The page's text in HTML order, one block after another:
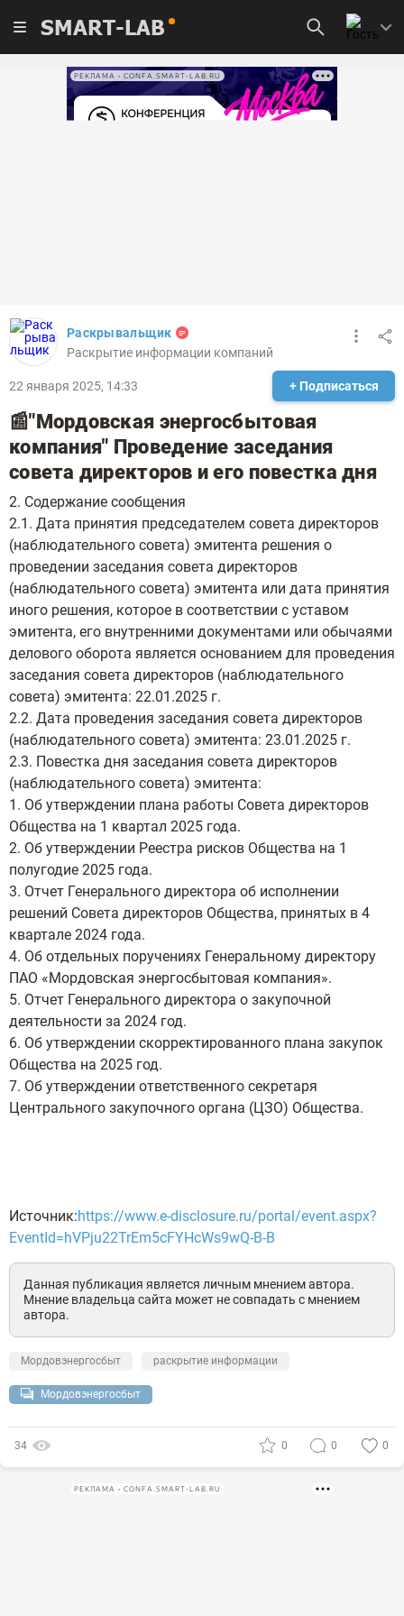
SMART-LAB
РЕКЛАМА • CONFA.SMART-LAB.RU
Раскрывальщик
Раскрытие информации компаний
22 января 2025, 14:33 + Подписаться
📰"Мордовская энергосбытовая
компания" Проведение заседания
совета директоров и его повестка дня
2. Содержание сообщения
2.1. Дата принятия председателем совета директоров
(наблюдательного совета) эмитента решения о
проведении заседания совета директоров
(наблюдательного совета) эмитента или дата принятия
иного решения, которое в соответствии с уставом
эмитента, его внутренними документами или обычаями
делового оборота является основанием для проведения
заседания совета директоров (наблюдательного
совета) эмитента: 22.01.2025 г.
2.2. Дата проведения заседания совета директоров
(наблюдательного совета) эмитента: 23.01.2025 г.
2.3. Повестка дня заседания совета директоров
(наблюдательного совета) эмитента:
1. Об утверждении плана работы Совета директоров
Общества на 1 квартал 2025 года.
2. Об утверждении Реестра рисков Общества на 1
полугодие 2025 года.
3. Отчет Генерального директора об исполнении
решений Совета директоров Общества, принятых в 4
квартале 2024 года.
4. Об отдельных поручениях Генеральному директору
ПАО «Мордовская энергосбытовая компания».
5. Отчет Генерального директора о закупочной
деятельности за 2024 год.
6. Об утверждении скорректированного плана закупок
Общества на 2025 год.
7. Об утверждении ответственного секретаря
Центрального закупочного органа (ЦЗО) Общества.
Источник:https://www.e-disclosure.ru/portal/event.aspx?
EventId=hVPju22TrEm5cFYHcWs9wQ-B-B
Данная публикация является личным мнением автора.
Мнение владельца сайта может не совпадать с мнением
автора.
Мордовэнергосбыт раскрытие информации
Мордовэнергосбыт
34 0 0 0
РЕКЛАМА • CONFA.SMART-LAB.RU